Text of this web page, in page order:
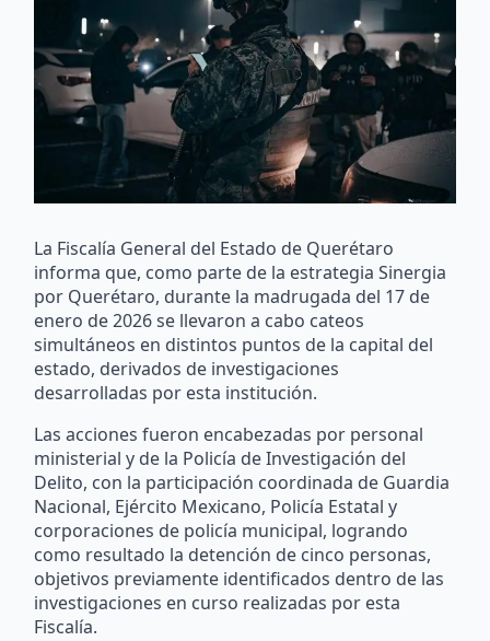
La Fiscalía General del Estado de Querétaro
informa que, como parte de la estrategia Sinergia
por Querétaro, durante la madrugada del 17 de
enero de 2026 se llevaron a cabo cateos
simultáneos en distintos puntos de la capital del
estado, derivados de investigaciones
desarrolladas por esta institución.
Las acciones fueron encabezadas por personal
ministerial y de la Policía de Investigación del
Delito, con la participación coordinada de Guardia
Nacional, Ejército Mexicano, Policía Estatal y
corporaciones de policía municipal, logrando
como resultado la detención de cinco personas,
objetivos previamente identificados dentro de las
investigaciones en curso realizadas por esta
Fiscalía.